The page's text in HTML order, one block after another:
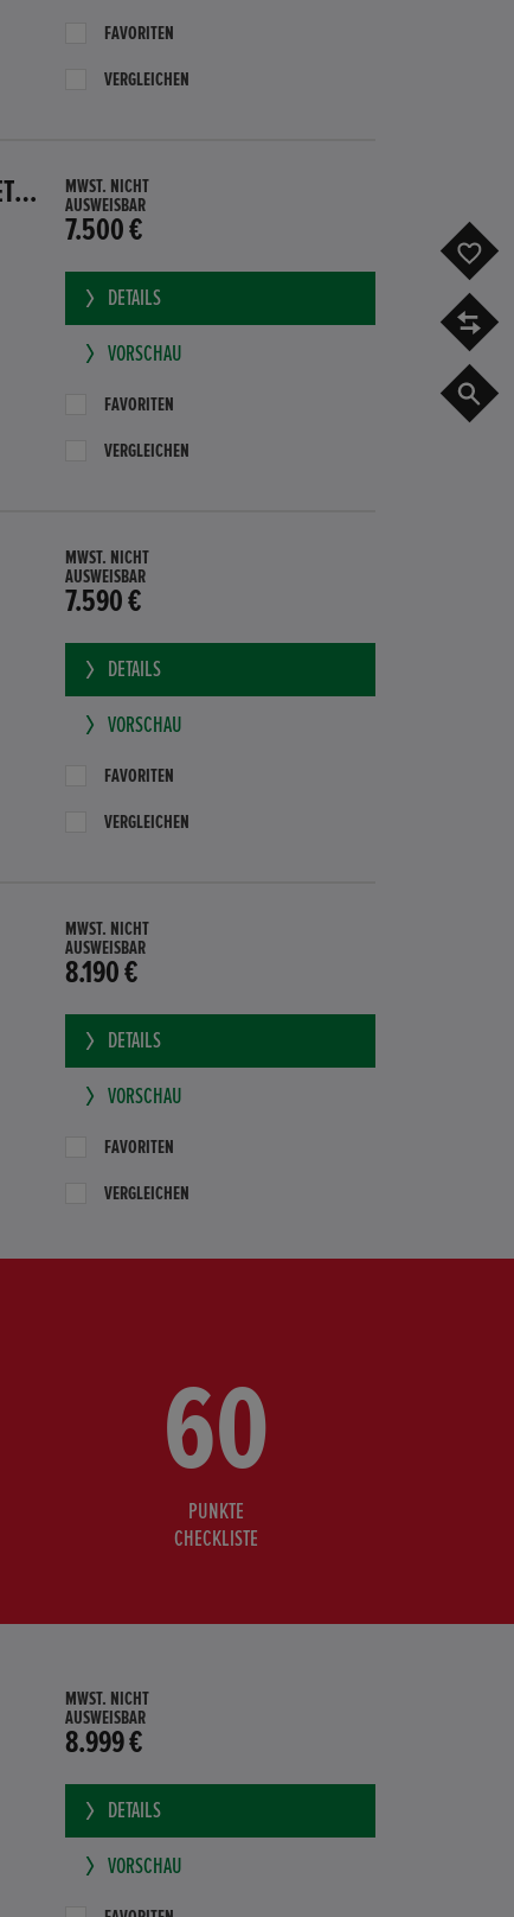
FAVORITEN
VERGLEICHEN
HONDA CR-Z GT HYBRID PDC SITZHEIZUNG SUBWOOFER BLUETOOTH
MWST. NICHT
AUSWEISBAR
7.500 €
DETAILS
VORSCHAU
FAVORITEN
VERGLEICHEN
MWST. NICHT
AUSWEISBAR
7.590 €
DETAILS
VORSCHAU
FAVORITEN
VERGLEICHEN
MWST. NICHT
AUSWEISBAR
8.190 €
DETAILS
VORSCHAU
FAVORITEN
VERGLEICHEN
60
PUNKTE
CHECKLISTE
MWST. NICHT
AUSWEISBAR
8.999 €
DETAILS
VORSCHAU